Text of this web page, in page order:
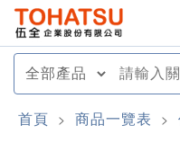
首頁 > 商品一覽表 >